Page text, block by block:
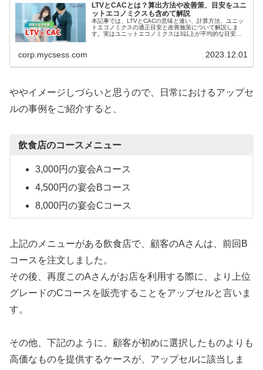
LTVとCACとは？算出方法や改善策、目安をユニ
ットエコノミクスも含めて解説
本記事では、LTVとCACの意味と違い、計算方法、ユニッ
トエコノミクスの適正目安と改善施策について解説しま
す。実はユニットエコノミクスは3以上が平均的な目安と
corp.mycsess.com 2023.12.01
ややイメージしづらいと思うので、日常におけるアップセ
ルの事例をご紹介すると、
飲食店のコースメニュー
3,000円の宴会Aコース
4,500円の宴会Bコース
8,000円の宴会Cコース
上記のメニューがある飲食店で、顧客のAさんは、前回B
コースを注文しました。
その後、再度このAさんがお店を利用する際に、より上位
グレードのCコースを販売することをアップセルと言いま
す。
その他、下記のように、顧客が初めに選択したものよりも
高価なものを提供するケースが、アップセルに該当しま